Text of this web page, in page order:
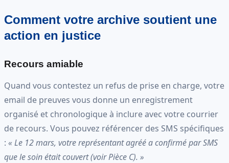
Comment votre archive soutient une
action en justice
Recours amiable
Quand vous contestez un refus de prise en charge, votre
email de preuves vous donne un enregistrement
organisé et chronologique à inclure avec votre courrier
de recours. Vous pouvez référencer des SMS spécifiques
: « Le 12 mars, votre représentant agréé a confirmé par SMS
que le soin était couvert (voir Pièce C). »